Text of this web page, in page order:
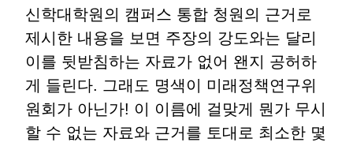
신학대학원의 캠퍼스 통합 청원의 근거로
제시한 내용을 보면 주장의 강도와는 달리
이를 뒷받침하는 자료가 없어 왠지 공허하
게 들린다. 그래도 명색이 미래정책연구위
원회가 아닌가! 이 이름에 걸맞게 뭔가 무시
할 수 없는 자료와 근거를 토대로 최소한 몇